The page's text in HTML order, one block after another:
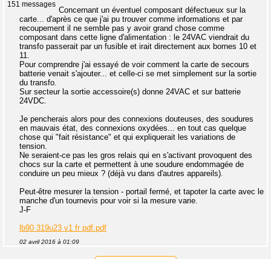
151 messages
Concernant un éventuel composant défectueux sur la
carte... d'après ce que j'ai pu trouver comme informations et par
recoupement il ne semble pas y avoir grand chose comme
composant dans cette ligne d'alimentation : le 24VAC viendrait du
transfo passerait par un fusible et irait directement aux bornes 10 et
11.
Pour comprendre j'ai essayé de voir comment la carte de secours
batterie venait s'ajouter... et celle-ci se met simplement sur la sortie
du transfo.
Sur secteur la sortie accessoire(s) donne 24VAC et sur batterie
24VDC.
Je pencherais alors pour des connexions douteuses, des soudures
en mauvais état, des connexions oxydées... en tout cas quelque
chose qui "fait résistance" et qui expliquerait les variations de
tension.
Ne seraient-ce pas les gros relais qui en s'activant provoquent des
chocs sur la carte et permettent à une soudure endommagée de
conduire un peu mieux ? (déjà vu dans d'autres appareils).
Peut-être mesurer la tension - portail fermé, et tapoter la carte avec le
manche d'un tournevis pour voir si la mesure varie.
J-F
lb90 319u23 v1 fr pdf.pdf
02 avril 2016 à 01:09